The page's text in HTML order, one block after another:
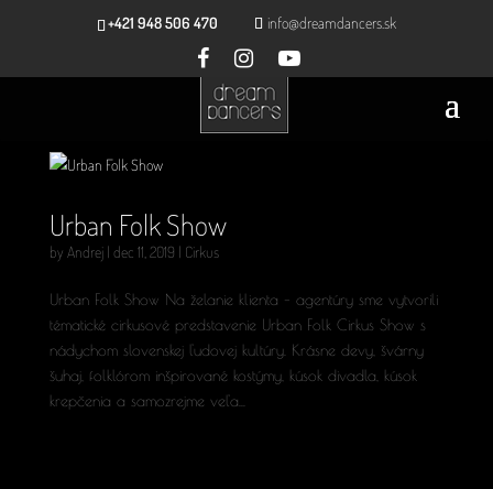
+421 948 506 470 info@dreamdancers.sk
Urban Folk Show
by Andrej| dec 11, 2019 | Cirkus
Urban Folk Show Na želanie klienta – agentúry sme vytvorili
tématické cirkusové predstavenie Urban Folk Cirkus Show s
nádychom slovenskej ľudovej kultúry. Krásne devy, švárny
šuhaj, folklórom inšpirované kostýmy, kúsok divadla, kúsok
krepčenia a samozrejme veľa...